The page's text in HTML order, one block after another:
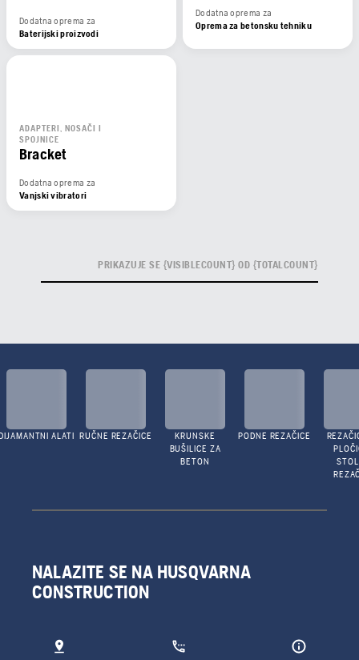
Dodatna oprema za
Baterijski proizvodi
Dodatna oprema za
Oprema za betonsku tehniku
ADAPTERI, NOSAČI I
SPOJNICE
Bracket
Dodatna oprema za
Vanjski vibratori
PRIKAZUJE SE {VISIBLECOUNT} OD {TOTALCOUNT}
ALATI RUČNE REZAČICE
KRUNSKE
BUŠILICE ZA
BETON
PODNE REZAČICE
NALAZITE SE NA HUSQVARNA
CONSTRUCTION